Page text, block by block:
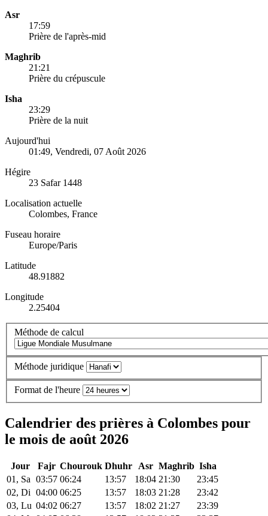
Asr
17:59
Prière de l'après-mid
Maghrib
21:21
Prière du crépuscule
Isha
23:29
Prière de la nuit
Aujourd'hui
01:49, Vendredi, 07 Août 2026
Hégire
23 Safar 1448
Localisation actuelle
Colombes, France
Fuseau horaire
Europe/Paris
Latitude
48.91882
Longitude
2.25404
Méthode de calcul
Méthode juridique
Format de l'heure
Calendrier des prières à Colombes pour
le mois de août 2026
Jour Fajr Chourouk Dhuhr Asr Maghrib Isha
01, Sa 03:57 06:24 13:57 18:04 21:30
23:45
02, Di 04:00 06:25 13:57 18:03 21:28
23:42
03, Lu 04:02 06:27 13:57 18:02 21:27
23:39